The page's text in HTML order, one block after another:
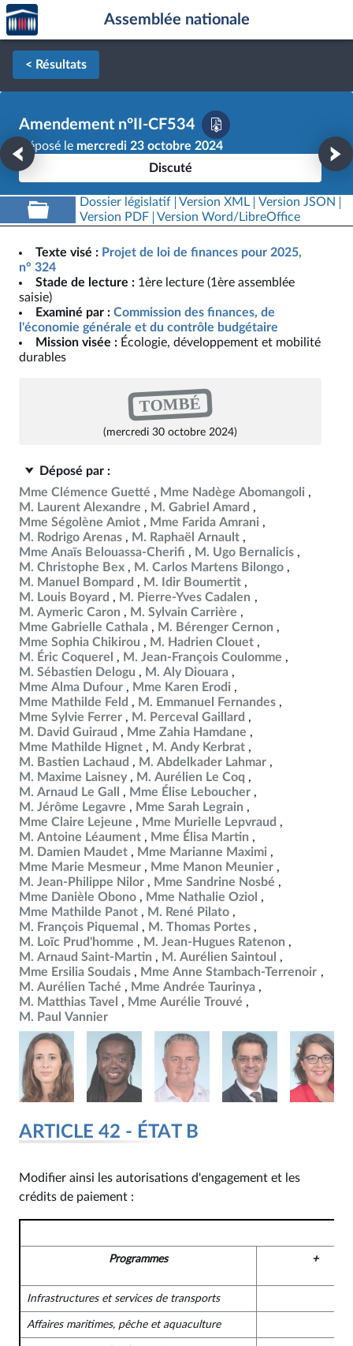
Aller au contenu
Aller en bas de la page
Accèder
à la
page
d'accueil
Assemblée nationale
< Résultats
Amendement n°II-CF534
Déposé le mercredi 23 octobre 2024
Discuté
Dossier législatif Version XML
Version JSON
Version PDF
Version Word/LibreOffice
Texte visé : Projet de loi de finances pour 2025,
n° 324
Stade de lecture : 1ère lecture (1ère assemblée
saisie)
Examiné par : Commission des finances, de
l'économie générale et du contrôle budgétaire
Mission visée : Écologie, développement et mobilité
durables
TOMBÉ
(mercredi 30 octobre 2024)
Déposé par :
Mme Clémence Guetté
Mme Nadège Abomangoli
M. Laurent Alexandre
M. Gabriel Amard
Mme Ségolène Amiot
Mme Farida Amrani
M. Rodrigo Arenas
M. Raphaël Arnault
Mme Anaïs Belouassa-Cherifi
M. Ugo Bernalicis
M. Christophe Bex
M. Carlos Martens Bilongo
M. Manuel Bompard
M. Idir Boumertit
M. Louis Boyard
M. Pierre-Yves Cadalen
M. Aymeric Caron
M. Sylvain Carrière
Mme Gabrielle Cathala
M. Bérenger Cernon
Mme Sophia Chikirou
M. Hadrien Clouet
M. Éric Coquerel
M. Jean-François Coulomme
M. Sébastien Delogu
M. Aly Diouara
Mme Alma Dufour
Mme Karen Erodi
Mme Mathilde Feld
M. Emmanuel Fernandes
Mme Sylvie Ferrer
M. Perceval Gaillard
M. David Guiraud
Mme Zahia Hamdane
Mme Mathilde Hignet
M. Andy Kerbrat
M. Bastien Lachaud
M. Abdelkader Lahmar
M. Maxime Laisney
M. Aurélien Le Coq
M. Arnaud Le Gall
Mme Élise Leboucher
M. Jérôme Legavre
Mme Sarah Legrain
Mme Claire Lejeune
Mme Murielle Lepvraud
M. Antoine Léaument
Mme Élisa Martin
M. Damien Maudet
Mme Marianne Maximi
Mme Marie Mesmeur
Mme Manon Meunier
M. Jean-Philippe Nilor
Mme Sandrine Nosbé
Mme Danièle Obono
Mme Nathalie Oziol
Mme Mathilde Panot
M. René Pilato
M. François Piquemal
M. Thomas Portes
M. Loïc Prud'homme
M. Jean-Hugues Ratenon
M. Arnaud Saint-Martin
M. Aurélien Saintoul
Mme Ersilia Soudais
Mme Anne Stambach-Terrenoir
M. Aurélien Taché
Mme Andrée Taurinya
M. Matthias Tavel
Mme Aurélie Trouvé
M. Paul Vannier
ARTICLE 42 - ÉTAT B
Modifier ainsi les autorisations d'engagement et les
crédits de paiement :
Programmes +
Infrastructures et services de transports
Affaires maritimes, pêche et aquaculture